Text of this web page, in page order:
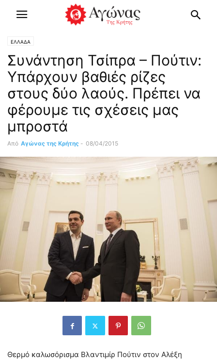
ΕΛΛΑΔΑ
Συνάντηση Τσίπρα – Πούτιν:
Υπάρχουν βαθιές ρίζες
στους δύο λαούς. Πρέπει να
φέρουμε τις σχέσεις μας
μπροστά
Από Αγώνας της Κρήτης - 08/04/2015
Θερμό καλωσόρισμα Βλαντιμίρ Πούτιν στον Αλέξη